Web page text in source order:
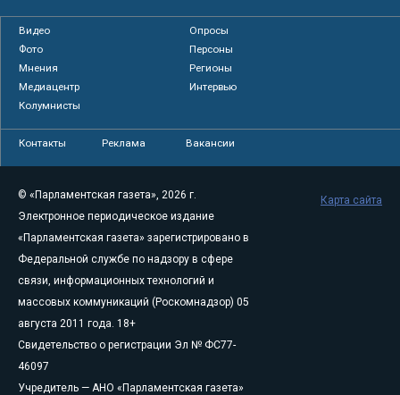
Видео
Опросы
Фото
Персоны
Мнения
Регионы
Медиацентр
Интервью
Колумнисты
Контакты Реклама Вакансии
© «Парламентская газета», 2026 г.
Электронное периодическое издание
«Парламентская газета» зарегистрировано в
Федеральной службе по надзору в сфере
связи, информационных технологий и
массовых коммуникаций (Роскомнадзор) 05
августа 2011 года. 18+
Свидетельство о регистрации Эл № ФС77-
46097
Учредитель — АНО «Парламентская газета»
Карта сайта